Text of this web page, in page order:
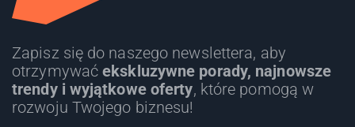
Zapisz się do naszego newslettera, aby
otrzymywaćekskluzywne porady, najnowsze
trendy i wyjątkowe oferty, które pomogą w
rozwoju Twojego biznesu!